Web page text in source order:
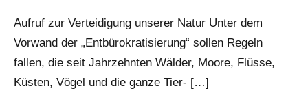
Aufruf zur Verteidigung unserer Natur Unter dem
Vorwand der „Entbürokratisierung“ sollen Regeln
fallen, die seit Jahrzehnten Wälder, Moore, Flüsse,
Küsten, Vögel und die ganze Tier- […]